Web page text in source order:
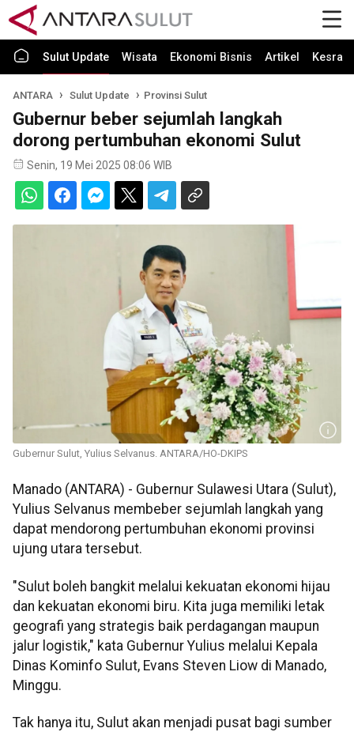
Sulut Update Wisata Ekonomi Bisnis Artikel Kesra
ANTARA Sulut Update Provinsi Sulut
Gubernur beber sejumlah langkah
dorong pertumbuhan ekonomi Sulut
Senin, 19 Mei 2025 08:06 WIB
Gubernur Sulut, Yulius Selvanus. ANTARA/HO-DKIPS
Manado (ANTARA) - Gubernur Sulawesi Utara (Sulut),
Yulius Selvanus membeber sejumlah langkah yang
dapat mendorong pertumbuhan ekonomi provinsi
ujung utara tersebut.
"Sulut boleh bangkit melalui kekuatan ekonomi hijau
dan kekuatan ekonomi biru. Kita juga memiliki letak
geografi yang strategis baik perdagangan maupun
jalur logistik," kata Gubernur Yulius melalui Kepala
Dinas Kominfo Sulut, Evans Steven Liow di Manado,
Minggu.
Tak hanya itu, Sulut akan menjadi pusat bagi sumber